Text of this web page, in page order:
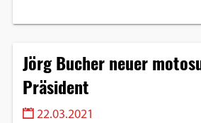
Jörg Bucher neuer
Präsident
22.03.2021
Um Inhalte von
können, werden von diesen
Medien Cookies gesetzt.